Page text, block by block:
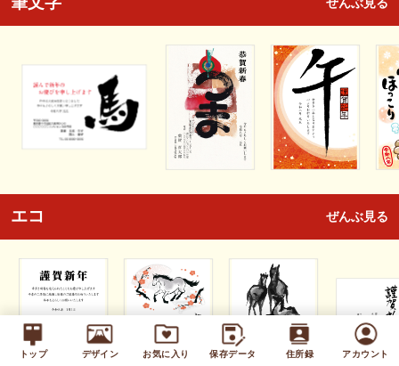
トップ デザイン お気に入り 保存データ 住所録 アカウント
エコ ぜんぶ見る